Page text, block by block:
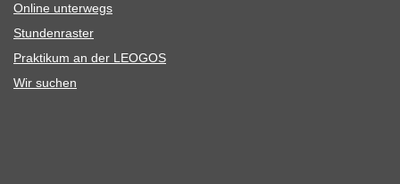
Online unter­wegs
Stun­den­ras­ter
Prak­ti­kum an der LEOGOS
Wir suchen